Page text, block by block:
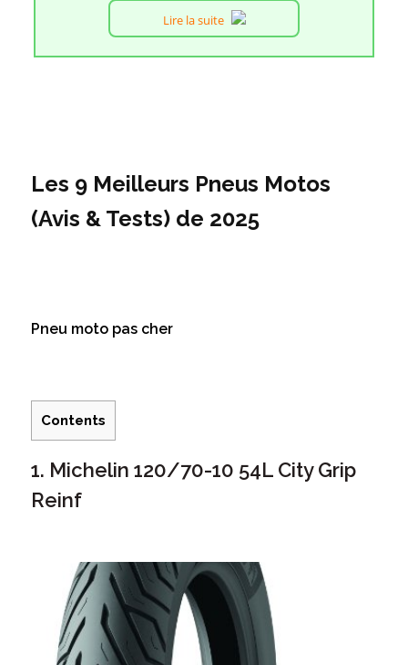
Lire la suite
Les 9 Meilleurs Pneus Motos
(Avis & Tests) de 2025
Pneu moto pas cher
Contents
1. Michelin 120/70-10 54L City Grip
Reinf